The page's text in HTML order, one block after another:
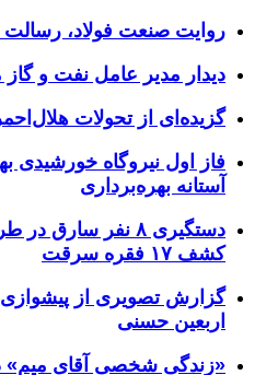
روایت صنعت فولاد،‌ رسالت
دیدار مدیر عامل نفت و گاز مارون
گزیده‌ای از تحولات هلال‌احمر در
فاز اول نیروگاه خورشیدی بهبهان
آستانه بهره‌برداری
دستگیری ۸ نفر سارق در
کشف ۱۷ فقره سرقت
گزارش تصویری از پیشوازی
اربعین حسنی
«زندگی شخصی آقای میم» در